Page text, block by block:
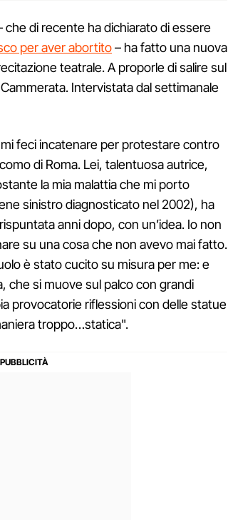
che di recente ha dichiarato di essere
per aver abortito– ha fatto una nuova
teatrale. A proporle di salire sul
Intervistata dal settimanale
feci incatenare per protestare contro
di Roma. Lei, talentuosa autrice,
la mia malattia che mi porto
sinistro diagnosticato nel 2002), ha
anni dopo, con un’idea. Io non
su una cosa che non avevo mai fatto.
è stato cucito su misura per me: e
che si muove sul palco con grandi
provocatorie riflessioni con delle statue
troppo…statica".